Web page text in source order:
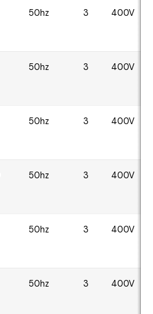
50hz 3 400V
50hz 3 400V
50hz 3 400V
50hz 3 400V
50hz 3 400V
50hz 3 400V